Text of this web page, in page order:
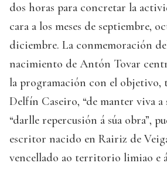
dos horas para concretar la
cara a los meses de septiembre,
diciembre. La conmemoración
nacimiento de Antón Tovar
la programación con el objetivo,
Delfín Caseiro, “de manter viva a
“darlle repercusión á súa obra”,
escritor nacido en Rairiz de
vencellado ao territorio limiao e á